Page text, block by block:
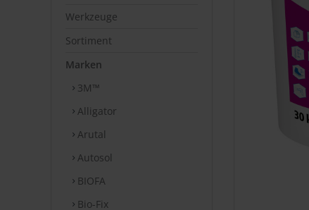
Werkzeuge
Sortiment
Marken
3M™
Alligator
Arutal
Autosol
BIOFA
Bio-Fix